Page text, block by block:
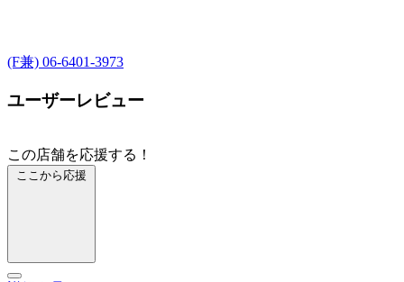
(F兼) 06-6401-3973
ユーザーレビュー
この店舗を応援する！
ここから応援